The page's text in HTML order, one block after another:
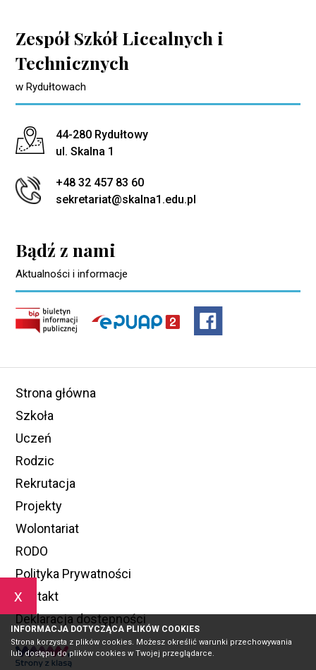
x
INFORMACJA DOTYCZĄCA PLIKÓW COOKIES
Strona korzysta z plików cookies. Możesz określić warunki przechowywania
lub dostępu do plików cookies w Twojej przeglądarce.
Zespół Szkół Licealnych i
Technicznych
w Rydułtowach
Adres pocztowy:
44-280 Rydułtowy
ul. Skalna 1
+48 32 457 83 60
sekretariat@skalna1.edu.pl
Bądź z nami
Aktualności i informacje
Strona główna
Szkoła
Uczeń
Rodzic
Rekrutacja
Projekty
Wolontariat
RODO
Polityka Prywatności
Kontakt
Deklaracja dostępności